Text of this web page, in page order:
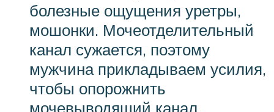
болезные ощущения уретры,
мошонки. Мочеотделительный
канал сужается, поэтому
мужчина прикладываем усилия,
чтобы опорожнить
мочевыводящий канал.